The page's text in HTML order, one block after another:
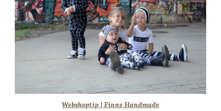
Webshoptip | Finns Handmade